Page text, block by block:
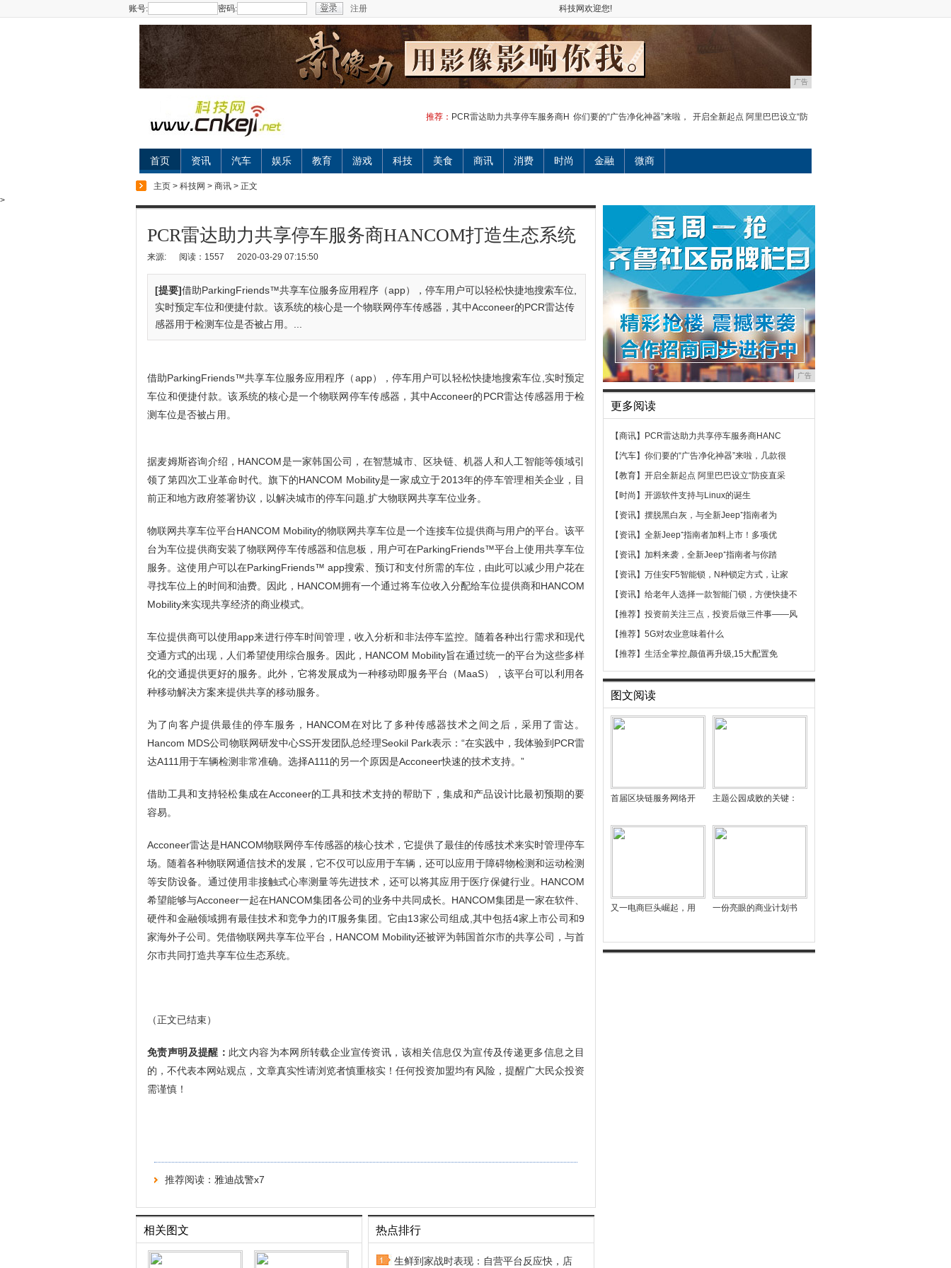
账号: 密码: 注册 科技网欢迎您!
广告
推荐： PCR雷达助力共享停车服务商H 你们要的“广告净化神器”来啦， 开启全新起点 阿里巴巴设立“防
首页 资讯 汽车 娱乐 教育 游戏 科技 美食 商讯 消费 时尚 金融 微商
主页 > 科技网 > 商讯 > 正文
>
PCR雷达助力共享停车服务商HANCOM打造生态系统
来源: 阅读：1557 2020-03-29 07:15:50
[提要]借助ParkingFriends™共享车位服务应用程序（app），停车用户可以轻松快捷地搜索车位,
实时预定车位和便捷付款。该系统的核心是一个物联网停车传感器，其中Acconeer的PCR雷达传
感器用于检测车位是否被占用。...
借助ParkingFriends™共享车位服务应用程序（app），停车用户可以轻松快捷地搜索车位,实时预定
车位和便捷付款。该系统的核心是一个物联网停车传感器，其中Acconeer的PCR雷达传感器用于检
测车位是否被占用。
据麦姆斯咨询介绍，HANCOM是一家韩国公司，在智慧城市、区块链、机器人和人工智能等领域引
领了第四次工业革命时代。旗下的HANCOM Mobility是一家成立于2013年的停车管理相关企业，目
前正和地方政府签署协议，以解决城市的停车问题,扩大物联网共享车位业务。
物联网共享车位平台HANCOM Mobility的物联网共享车位是一个连接车位提供商与用户的平台。该平
台为车位提供商安装了物联网停车传感器和信息板，用户可在ParkingFriends™平台上使用共享车位
服务。这使用户可以在ParkingFriends™ app搜索、预订和支付所需的车位，由此可以减少用户花在
寻找车位上的时间和油费。因此，HANCOM拥有一个通过将车位收入分配给车位提供商和HANCOM
Mobility来实现共享经济的商业模式。
车位提供商可以使用app来进行停车时间管理，收入分析和非法停车监控。随着各种出行需求和现代
交通方式的出现，人们希望使用综合服务。因此，HANCOM Mobility旨在通过统一的平台为这些多样
化的交通提供更好的服务。此外，它将发展成为一种移动即服务平台（MaaS），该平台可以利用各
种移动解决方案来提供共享的移动服务。
为了向客户提供最佳的停车服务，HANCOM在对比了多种传感器技术之间之后，采用了雷达。
Hancom MDS公司物联网研发中心SS开发团队总经理Seokil Park表示：“在实践中，我体验到PCR雷
达A111用于车辆检测非常准确。选择A111的另一个原因是Acconeer快速的技术支持。”
借助工具和支持轻松集成在Acconeer的工具和技术支持的帮助下，集成和产品设计比最初预期的要
容易。
Acconeer雷达是HANCOM物联网停车传感器的核心技术，它提供了最佳的传感技术来实时管理停车
场。随着各种物联网通信技术的发展，它不仅可以应用于车辆，还可以应用于障碍物检测和运动检测
等安防设备。通过使用非接触式心率测量等先进技术，还可以将其应用于医疗保健行业。HANCOM
希望能够与Acconeer一起在HANCOM集团各公司的业务中共同成长。HANCOM集团是一家在软件、
硬件和金融领域拥有最佳技术和竞争力的IT服务集团。它由13家公司组成,其中包括4家上市公司和9
家海外子公司。凭借物联网共享车位平台，HANCOM Mobility还被评为韩国首尔市的共享公司，与首
尔市共同打造共享车位生态系统。
（正文已结束）
免责声明及提醒： 此文内容为本网所转载企业宣传资讯，该相关信息仅为宣传及传递更多信息之目
的，不代表本网站观点，文章真实性请浏览者慎重核实！任何投资加盟均有风险，提醒广大民众投资
需谨慎！
推荐阅读： 雅迪战警x7
相关图文 热点排行
生鲜到家战时表现：自营平台反应快，店
广告
更多阅读
【商讯】
PCR雷达助力共享停车服务商HANC
【汽车】 你们要的“广告净化神器”来啦，几款很
【教育】 开启全新起点 阿里巴巴设立“防疫直采
【时尚】 开源软件支持与Linux的诞生
【资讯】 摆脱黑白灰，与全新Jeep⁺指南者为
【资讯】 全新Jeep⁺指南者加料上市！多项优
【资讯】 加料来袭，全新Jeep⁺指南者与你踏
【资讯】 万佳安F5智能锁，N种锁定方式，让家
【资讯】 给老年人选择一款智能门锁，方便快捷不
【推荐】 投资前关注三点，投资后做三件事——风
【推荐】 5G对农业意味着什么
【推荐】 生活全掌控,颜值再升级,15大配置免
图文阅读
首届区块链服务网络开 主题公园成败的关键：
又一电商巨头崛起，用 一份亮眼的商业计划书